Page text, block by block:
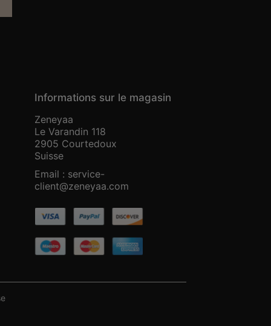
Informations sur le magasin
Zeneyaa
Le Varandin 118
2905 Courtedoux
Suisse
Email : service-
client@zeneyaa.com